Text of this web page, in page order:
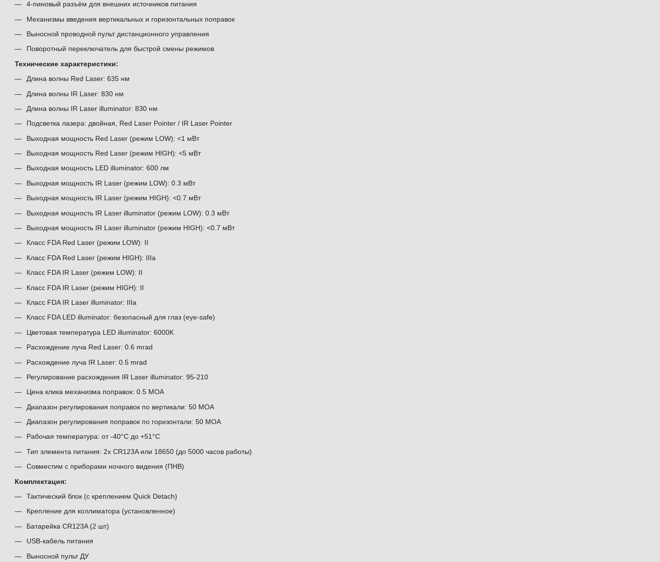
4-пиновый разъём для внешних источников питания
Механизмы введения вертикальных и горизонтальных поправок
Выносной проводной пульт дистанционного управления
Поворотный переключатель для быстрой смены режимов
Технические характеристики:
Длина волны Red Laser: 635 нм
Длина волны IR Laser: 830 нм
Длина волны IR Laser illuminator: 830 нм
Подсветка лазера: двойная, Red Laser Pointer / IR Laser Pointer
Выходная мощность Red Laser (режим LOW): <1 мВт
Выходная мощность Red Laser (режим HIGH): <5 мВт
Выходная мощность LED illuminator: 600 лм
Выходная мощность IR Laser (режим LOW): 0.3 мВт
Выходная мощность IR Laser (режим HIGH): <0.7 мВт
Выходная мощность IR Laser illuminator (режим LOW): 0.3 мВт
Выходная мощность IR Laser illuminator (режим HIGH): <0.7 мВт
Класс FDA Red Laser (режим LOW): II
Класс FDA Red Laser (режим HIGH): IIIa
Класс FDA IR Laser (режим LOW): II
Класс FDA IR Laser (режим HIGH): II
Класс FDA IR Laser illuminator: IIIa
Класс FDA LED illuminator: безопасный для глаз (eye-safe)
Цветовая температура LED illuminator: 6000K
Расхождение луча Red Laser: 0.6 mrad
Расхождение луча IR Laser: 0.5 mrad
Регулирование расхождения IR Laser illuminator: 95-210
Цена клика механизма поправок: 0.5 MOA
Диапазон регулирования поправок по вертикали: 50 MOA
Диапазон регулирования поправок по горизонтали: 50 MOA
Рабочая температура: от -40°C до +51°C
Тип элемента питания: 2х CR123A или 18650 (до 5000 часов работы)
Совместим с приборами ночного видения (ПНВ)
Комплектация:
Тактический блок (с креплением Quick Detach)
Крепление для коллиматора (установленное)
Батарейка CR123A (2 шт)
USB-кабель питания
Выносной пульт ДУ